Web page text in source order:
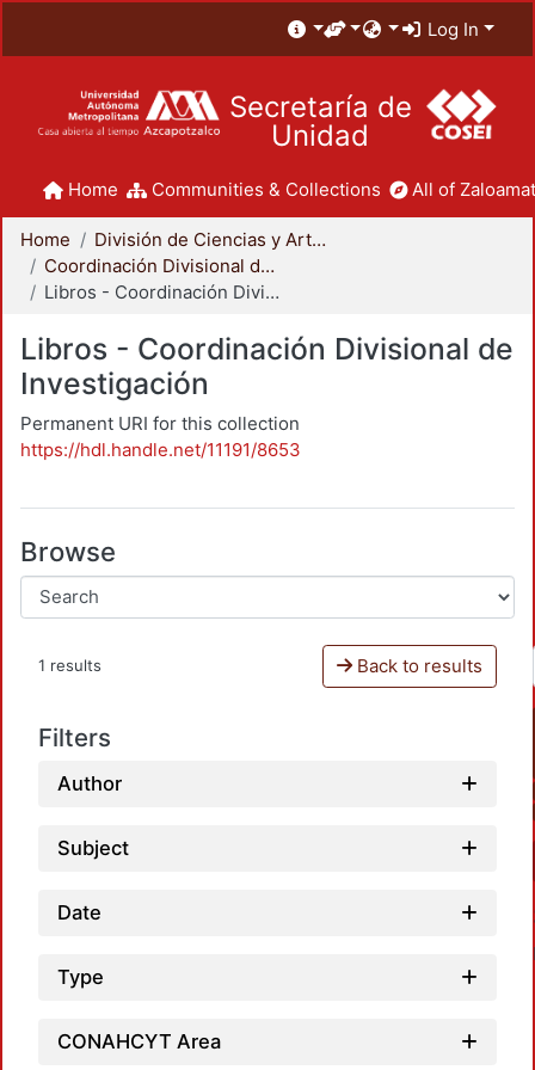
Log In
Secretaría de
Unidad
Home Communities & Collections All of
Home
División de Ciencias y Artes para el Diseño
Coordinación Divisional de Investigación
Libros - Coordinación Divisional de Investigación
Libros - Coordinación Divisional de
Investigación
Permanent URI for this collection
https://hdl.handle.net/11191/8653
Browse
1 results Back to results
Filters
Author
Subject
Date
Type
CONAHCYT Area